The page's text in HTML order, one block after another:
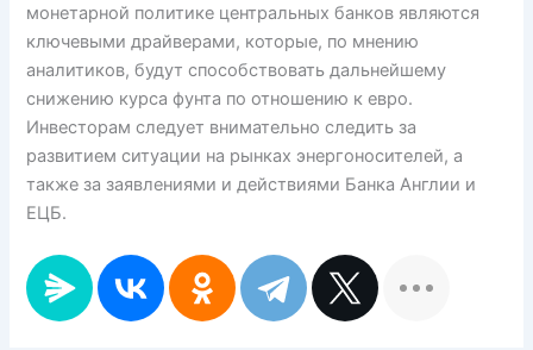
монетарной политике центральных банков являются
ключевыми драйверами, которые, по мнению
аналитиков, будут способствовать дальнейшему
снижению курса фунта по отношению к евро.
Инвесторам следует внимательно следить за
развитием ситуации на рынках энергоносителей, а
также за заявлениями и действиями Банка Англии и
ЕЦБ.